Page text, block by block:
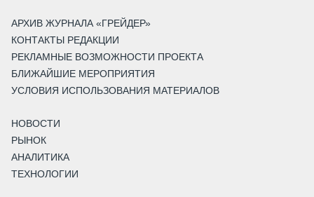
АРХИВ ЖУРНАЛА «ГРЕЙДЕР»
КОНТАКТЫ РЕДАКЦИИ
РЕКЛАМНЫЕ ВОЗМОЖНОСТИ ПРОЕКТА
БЛИЖАЙШИЕ МЕРОПРИЯТИЯ
УСЛОВИЯ ИСПОЛЬЗОВАНИЯ МАТЕРИАЛОВ
НОВОСТИ
РЫНОК
АНАЛИТИКА
ТЕХНОЛОГИИ